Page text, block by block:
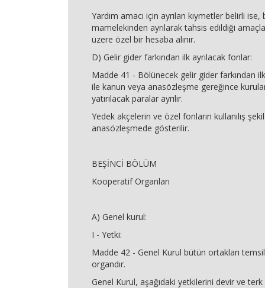
Yardım amacı için ayrılan kıymetler belirli
mamelekinden ayrılarak tahsis edildiği
üzere özel bir hesaba alınır.
D) Gelir gider farkından ilk ayrılacak fonlar:
Madde 41 - Bölünecek gelir gider farkından
ile kanun veya anasözleşme gereğince
yatırılacak paralar ayrılır.
Yedek akçelerin ve özel fonların kullanılış
anasözleşmede gösterilir.
BEŞİNCİ BÖLÜM
Kooperatif Organları
A) Genel kurul:
I - Yetki:
Madde 42 - Genel Kurul bütün ortakları
organdır.
Genel Kurul, aşağıdaki yetkilerini devir ve